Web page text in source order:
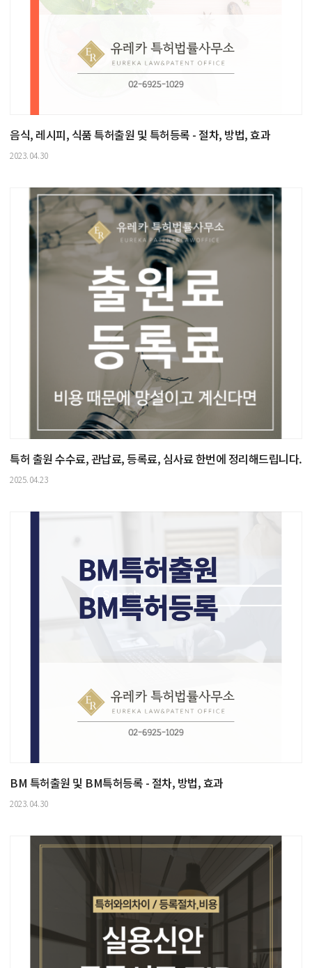
음식, 레시피, 식품 특허출원 및 특허등록 - 절차, 방법, 효과
2023.04.30
특허 출원 수수료, 관납료, 등록료, 심사료 한번에 정리해드립니다.
2025.04.23
BM 특허출원 및 BM특허등록 - 절차, 방법, 효과
2023.04.30